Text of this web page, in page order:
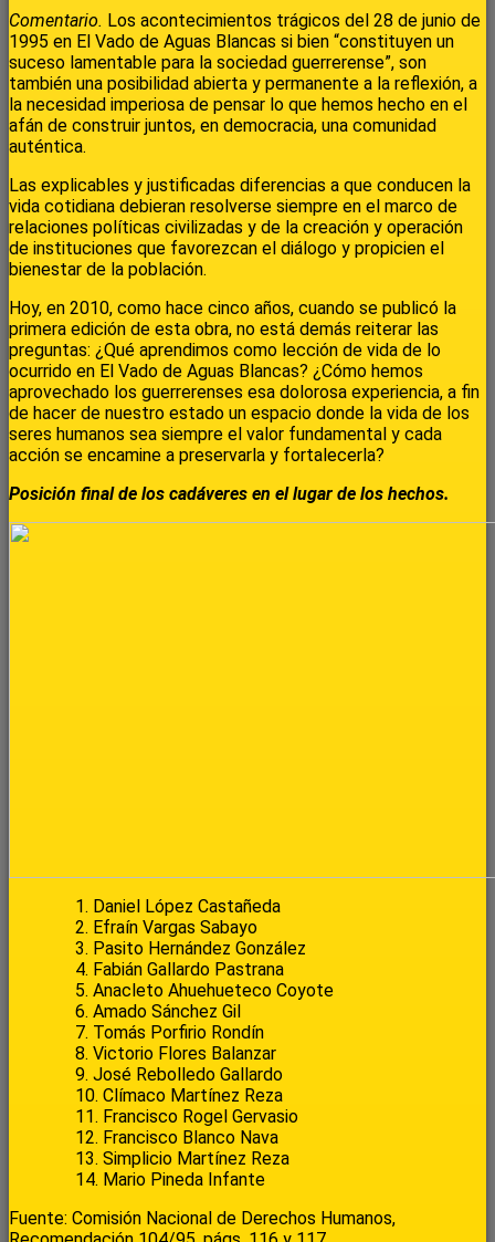
Comentario. Los acontecimientos trágicos del 28 de junio de
1995 en El Vado de Aguas Blancas si bien “constituyen un
suceso lamentable para la sociedad guerrerense”, son
también una posibilidad abierta y permanente a la reflexión, a
la necesidad imperiosa de pensar lo que hemos hecho en el
afán de construir juntos, en democracia, una comunidad
auténtica.
Las explicables y justificadas diferencias a que conducen la
vida cotidiana debieran resolverse siempre en el marco de
relaciones políticas civilizadas y de la creación y operación
de instituciones que favorezcan el diálogo y propicien el
bienestar de la población.
Hoy, en 2010, como hace cinco años, cuando se publicó la
primera edición de esta obra, no está demás reiterar las
preguntas: ¿Qué aprendimos como lección de vida de lo
ocurrido en El Vado de Aguas Blancas? ¿Cómo hemos
aprovechado los guerrerenses esa dolorosa experiencia, a fin
de hacer de nuestro estado un espacio donde la vida de los
seres humanos sea siempre el valor fundamental y cada
acción se encamine a preservarla y fortalecerla?
Posición final de los cadáveres en el lugar de los hechos.
1. Daniel López Castañeda
2. Efraín Vargas Sabayo
3. Pasito Hernández González
4. Fabián Gallardo Pastrana
5. Anacleto Ahuehueteco Coyote
6. Amado Sánchez Gil
7. Tomás Porfirio Rondín
8. Victorio Flores Balanzar
9. José Rebolledo Gallardo
10. Clímaco Martínez Reza
11. Francisco Rogel Gervasio
12. Francisco Blanco Nava
13. Simplicio Martínez Reza
14. Mario Pineda Infante
Fuente: Comisión Nacional de Derechos Humanos,